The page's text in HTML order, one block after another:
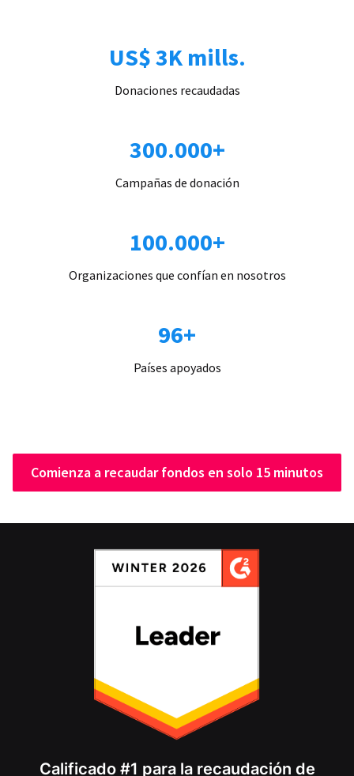
US$ 3K mills.
Donaciones recaudadas
300.000+
Campañas de donación
100.000+
Organizaciones que confían en nosotros
96+
Países apoyados
Comienza a recaudar fondos en solo 15 minutos
Calificado #1 para la recaudación de